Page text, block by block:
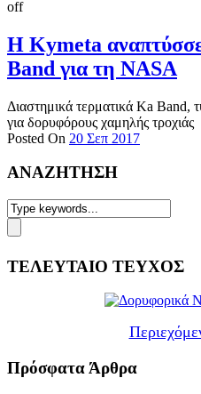
off
Η Kymeta
Band για τη NASA
Διαστημικά τερματικά Ka Band,
για δορυφόρους χαμηλής τροχιάς
Posted On 20 Σεπ 2017
ΑΝΑΖΗΤΗΣΗ
ΤΕΛΕΥΤΑΙΟ ΤΕΥΧΟΣ
Πρόσφατα Άρθρα